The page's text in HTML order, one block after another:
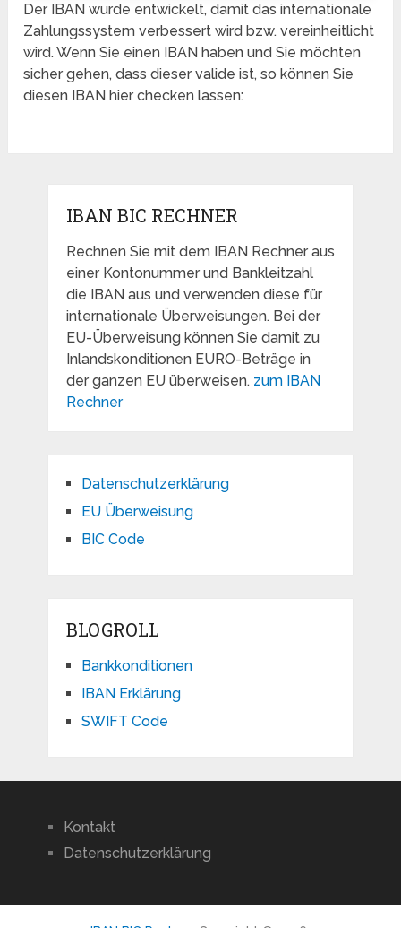
Der IBAN wurde entwickelt, damit das internationale
Zahlungssystem verbessert wird bzw. vereinheitlicht
wird. Wenn Sie einen IBAN haben und Sie möchten
sicher gehen, dass dieser valide ist, so können Sie
diesen IBAN hier checken lassen:
IBAN BIC RECHNER
Rechnen Sie mit dem IBAN Rechner aus
einer Kontonummer und Bankleitzahl
die IBAN aus und verwenden diese für
internationale Überweisungen. Bei der
EU-Überweisung können Sie damit zu
Inlandskonditionen EURO-Beträge in
der ganzen EU überweisen. zum IBAN
Rechner
Datenschutzerklärung
EU Überweisung
BIC Code
BLOGROLL
Bankkonditionen
IBAN Erklärung
SWIFT Code
Kontakt
Datenschutzerklärung